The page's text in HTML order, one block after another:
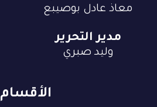
الأقسام
معاذ عادل بوصيبع
مدير التحرير
وليد صبري